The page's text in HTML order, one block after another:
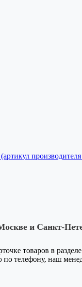
и Санкт-
товаров в
телефону, наш